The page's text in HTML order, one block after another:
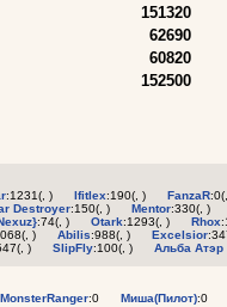
151320
62690
60820
152500
:1231(, ) Ifitlex:190(, ) FanzaR
Destroyer:150(, ) Mentor:330(, )
:74(, ) Otark:1293(, ) Rhox
) Abilis:988(, ) Excelsior
) SlipFly:100(, ) Альба Атэр
MonsterRanger:0 Миша(Пилот):0